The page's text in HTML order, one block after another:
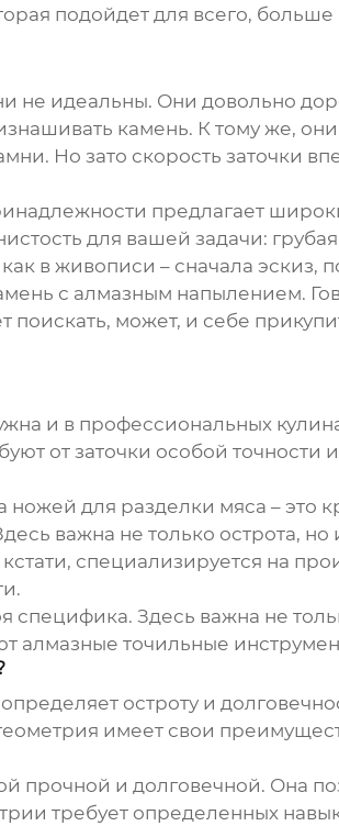
подойдет для всего,
не идеальны. Они довольно
камень. К тому же,
Но зато скорость заточки
предлагает
для вашей задачи:
в живописи – сначала эскиз,
с алмазным напылением.
поискать, может, и себе
и в профессиональных
от заточки особой точности
для разделки мяса – это
важна не только острота,
специализируется на
Здесь важна не
алмазные точильные
остроту и
имеет свои
прочной и долговечной. Она
требует определенных